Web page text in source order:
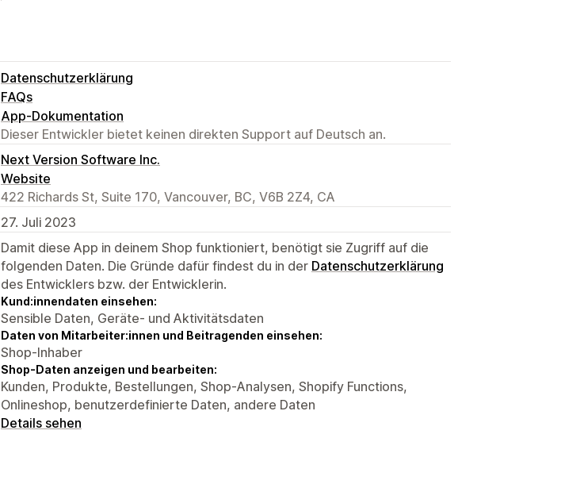
Datenschutzerklärung
FAQs
App-Dokumentation
Dieser Entwickler bietet keinen direkten Support auf Deutsch an.
Next Version Software Inc.
Website
422 Richards St, Suite 170, Vancouver, BC, V6B 2Z4, CA
27. Juli 2023
Damit diese App in deinem Shop funktioniert, benötigt sie Zugriff auf die
folgenden Daten. Die Gründe dafür findest du in der Datenschutzerklärung
des Entwicklers bzw. der Entwicklerin.
Kund:innendaten einsehen:
Sensible Daten, Geräte- und Aktivitätsdaten
Daten von Mitarbeiter:innen und Beitragenden einsehen:
Shop-Inhaber
Shop-Daten anzeigen und bearbeiten:
Kunden, Produkte, Bestellungen, Shop-Analysen, Shopify Functions,
Onlineshop, benutzerdefinierte Daten, andere Daten
Details sehen